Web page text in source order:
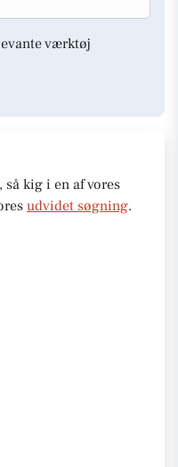
værktøj
kig i en af vores
udvidet søgning.